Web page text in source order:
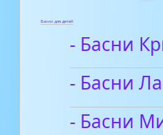
Басни для детей
- Басни
- Басни
- Басни